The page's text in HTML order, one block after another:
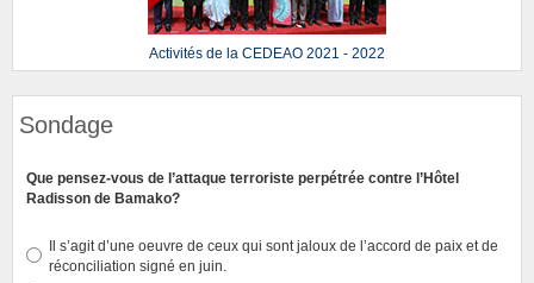
Activités de la CEDEAO 2021 - 2022
Sondage
Que pensez-vous de l’attaque terroriste perpétrée contre l’Hôtel
Radisson de Bamako?
Il s’agit d’une oeuvre de ceux qui sont jaloux de l’accord de paix et de
réconciliation signé en juin.